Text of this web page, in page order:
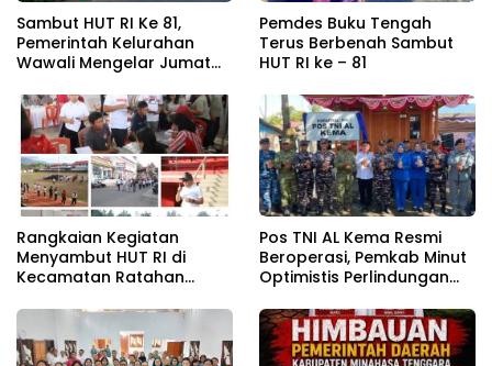
Sambut HUT RI Ke 81,
Pemerintah Kelurahan
Wawali Mengelar Jumat
Pemdes Buku Tengah
Terus Berbenah Sambut
HUT RI ke – 81
Rangkaian Kegiatan
Menyambut HUT RI di
Kecamatan Ratahan
Pos TNI AL Kema Resmi
Beroperasi, Pemkab Minut
Optimistis Perlindungan